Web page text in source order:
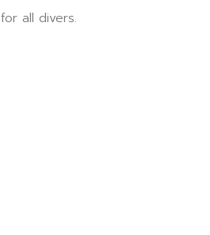
all divers.